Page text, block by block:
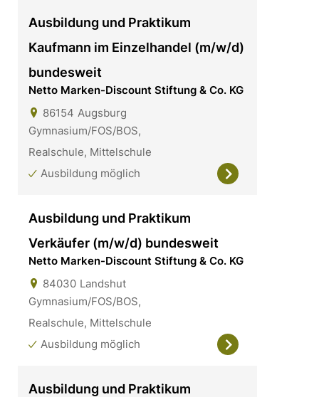
Ausbildung und Praktikum
Kaufmann im Einzelhandel (m/w/d)
bundesweit
Netto Marken-Discount Stiftung & Co. KG
86154 Augsburg
Gymnasium/FOS/BOS,
Realschule, Mittelschule
Ausbildung möglich
Ausbildung und Praktikum
Verkäufer (m/w/d) bundesweit
Netto Marken-Discount Stiftung & Co. KG
84030 Landshut
Gymnasium/FOS/BOS,
Realschule, Mittelschule
Ausbildung möglich
Ausbildung und Praktikum